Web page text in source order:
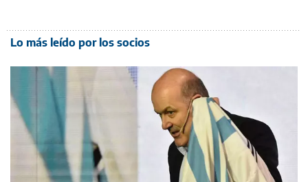
Lo más leído por los socios